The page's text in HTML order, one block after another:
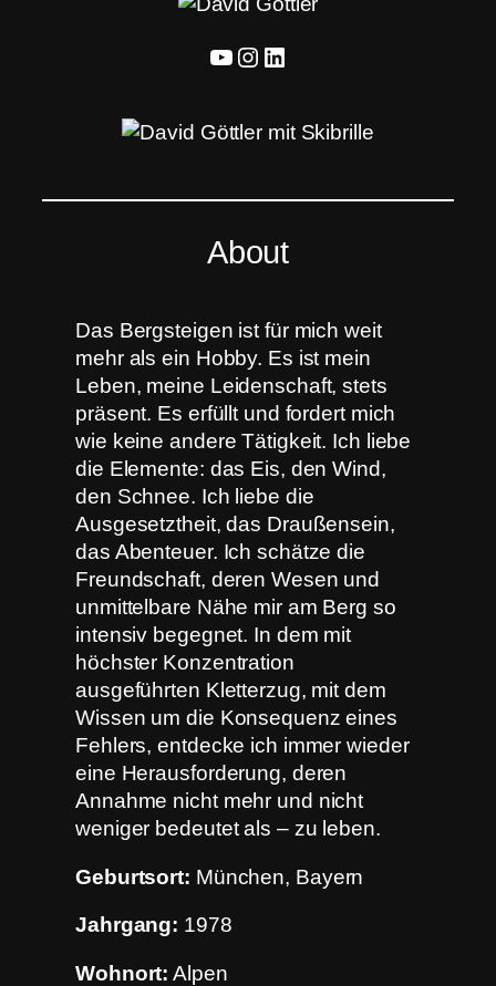
YouTube Instagram LinkedIn
About
Das Bergsteigen ist für mich weit
mehr als ein Hobby. Es ist mein
Leben, meine Leidenschaft, stets
präsent. Es erfüllt und fordert mich
wie keine andere Tätigkeit. Ich liebe
die Elemente: das Eis, den Wind,
den Schnee. Ich liebe die
Ausgesetztheit, das Draußensein,
das Abenteuer. Ich schätze die
Freundschaft, deren Wesen und
unmittelbare Nähe mir am Berg so
intensiv begegnet. In dem mit
höchster Konzentration
ausgeführten Kletterzug, mit dem
Wissen um die Konsequenz eines
Fehlers, entdecke ich immer wieder
eine Herausforderung, deren
Annahme nicht mehr und nicht
weniger bedeutet als – zu leben.
Geburtsort: München, Bayern
Jahrgang: 1978
Wohnort: Alpen